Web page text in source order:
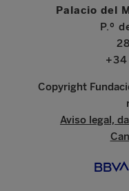
Palacio del
P.º
Copyright
Aviso legal,